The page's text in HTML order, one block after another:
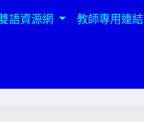
語資源網 教師專用連結